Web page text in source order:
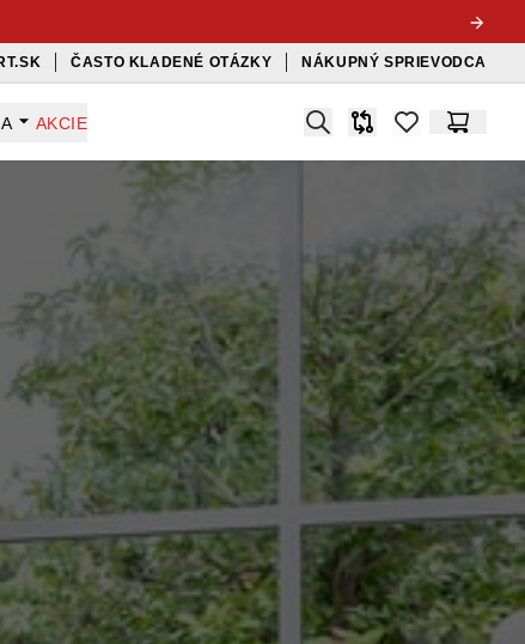
ČASTO KLADENÉ OTÁZKY NÁKUPNÝ SPRIEVODCA
AKCIE Search
Porovnávač
items inKošík